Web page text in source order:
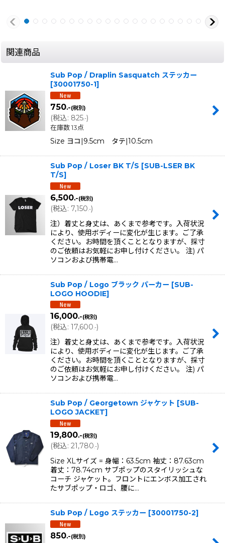
関連商品
Sub Pop / Draplin Sasquatch ステッカー
[30001750-1]
750.-(税別)
(税込: 825.-)
在庫数 13点
Size ヨコ|9.5cm タテ|10.5cm
Sub Pop / Loser BK T/S [SUB-LSER BK
T/S]
6,500.-(税別)
(税込: 7,150 .-)
注）着丈と身丈は、あくまで参考です。入荷状況
により、使用ボディーに変化が生じます。ご了承
ください。お時間を頂くこととなりますが、採寸
のご依頼はお気軽にお申し付けください。 注) パ
ソコンおよび携帯電…
Sub Pop / Logo ブラック パーカー [SUB-
LOGO HOODIE]
16,000.-(税別)
(税込: 17,600.-)
注）着丈と身丈は、あくまで参考です。入荷状況
により、使用ボディーに変化が生じます。ご了承
ください。お時間を頂くこととなりますが、採寸
のご依頼はお気軽にお申し付けください。 注) パ
ソコンおよび携帯電…
Sub Pop / Georgetown ジャケット [SUB-
LOGO JACKET]
19,800.-(税別)
(税込: 21,780.-)
Size XLサイズ = 身幅：63.5cm 袖丈：87.63cm
着丈：78.74cm サブポップのスタイリッシュな
コーチ ジャケット。フロントにエンボス加工され
たサブポップ・ロゴ、腰に…
Sub Pop / Logo ステッカー [30001750-2]
850.-(税別)